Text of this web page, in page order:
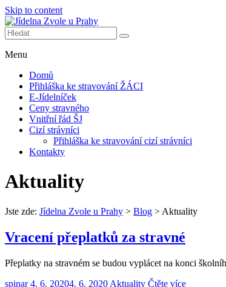
Skip to content
Další web používající WordPress
Menu
Domů
Přihláška ke stravování ŽÁCI
E-Jídelníček
Ceny stravného
Vnitřní řád ŠJ
Cizí strávníci
Přihláška ke stravování cizí strávníci
Kontakty
Aktuality
Jste zde: Jídelna Zvole u Prahy > Blog > Aktuality
Vracení přeplatků za stravné
Přeplatky na stravném se budou vyplácet na konci
spinar 4. 6. 20204. 6. 2020 Aktuality Čtěte více